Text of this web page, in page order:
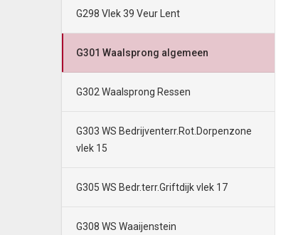
G298 Vlek 39 Veur Lent
G301 Waalsprong algemeen
G302 Waalsprong Ressen
G303 WS Bedrijventerr.Rot.Dorpenzone
vlek 15
G305 WS Bedr.terr.Griftdijk vlek 17
G308 WS Waaijenstein